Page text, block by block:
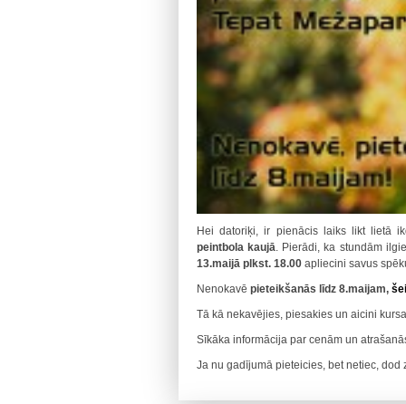
Hei datoriķi, ir pienācis laiks likt lietā
peintbola kaujā . Pierādi, ka stundām
13.maijā plkst. 18.00 apliecini savus
Nenokavē pieteikšanās līdz 8.maijam,
Tā kā nekavējies, piesakies un aicini
Sīkāka informācija par cenām un
Ja nu gadījumā pieteicies, bet netiec,